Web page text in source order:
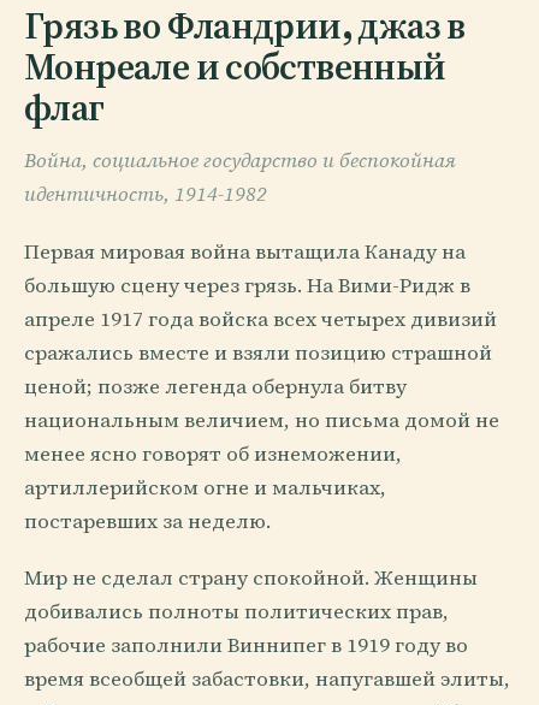
Грязь во Фландрии, джаз в
Монреале и собственный
флаг
Война, социальное государство и беспокойная
идентичность, 1914-1982
Первая мировая война вытащила Канаду на
большую сцену через грязь. На Вими-Ридж в
апреле 1917 года войска всех четырех дивизий
сражались вместе и взяли позицию страшной
ценой; позже легенда обернула битву
национальным величием, но письма домой не
менее ясно говорят об изнеможении,
артиллерийском огне и мальчиках,
постаревших за неделю.
Мир не сделал страну спокойной. Женщины
добивались полноты политических прав,
рабочие заполнили Виннипег в 1919 году во
время всеобщей забастовки, напугавшей элиты,